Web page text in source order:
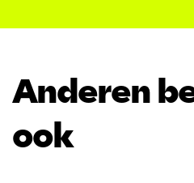
Anderen
ook